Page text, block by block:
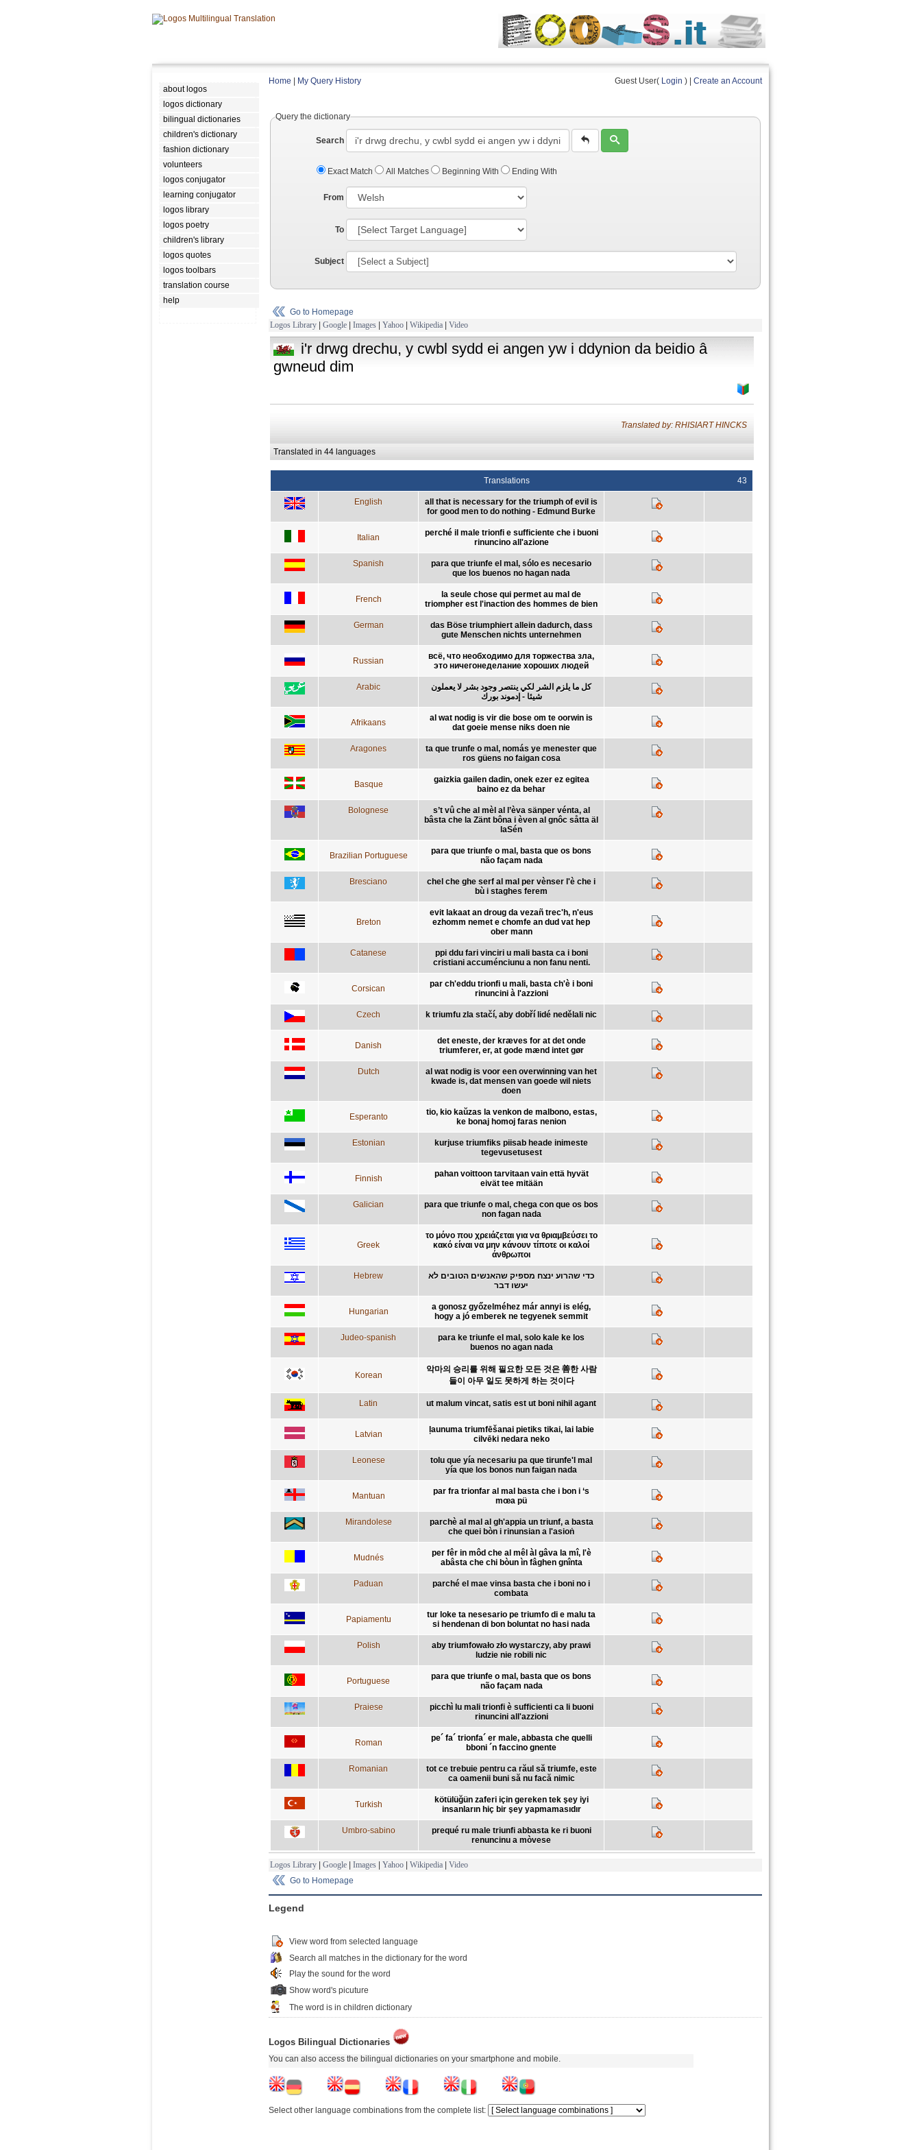
about logos
logos dictionary
bilingual dictionaries
children's dictionary
fashion dictionary
volunteers
logos conjugator
learning conjugator
logos library
logos poetry
children's library
logos quotes
logos toolbars
translation course
help
Home My Query History Guest User( Login ) | Create an Account
Query the dictionary
Search
Exact Match All Matches Beginning With Ending With
From
To
Subject
Go to Homepage
Logos Library | Google | Images | Yahoo | Wikipedia | Video
i'r drwg drechu, y cwbl sydd ei angen yw i ddynion da beidio â
gwneud dim
Translated by: RHISIART HINCKS
Translated in 44 languages
Translations 43
English
all that is necessary for the triumph of evil is
for good men to do nothing - Edmund Burke
Italian
perché il male trionfi e sufficiente che i buoni
rinuncino all'azione
Spanish
para que triunfe el mal, sólo es necesario
que los buenos no hagan nada
French
la seule chose qui permet au mal de
triompher est l'inaction des hommes de bien
German
das Böse triumphiert allein dadurch, dass
gute Menschen nichts unternehmen
Russian
всё, что необходимо для торжества зла,
это ничегонеделание хороших людей
Arabic
كل ما يلزم الشر لكي ينتصر وجود بشر لا يعملون
شيئا - إدموند بورك
Afrikaans
al wat nodig is vir die bose om te oorwin is
dat goeie mense niks doen nie
Aragones
ta que trunfe o mal, nomás ye menester que
ros güens no faigan cosa
Basque
gaizkia gailen dadin, onek ezer ez egitea
baino ez da behar
Bolognese
s’t vû che al mèl al l’èva sänper vénta, al
bâsta che la Zänt bôna i èven al gnôc såtta äl
laSén
Brazilian Portuguese
para que triunfe o mal, basta que os bons
não façam nada
Bresciano
chel che ghe serf al mal per vènser l'è che i
bù i staghes ferem
Breton
evit lakaat an droug da vezañ trec'h, n'eus
ezhomm nemet e chomfe an dud vat hep
ober mann
Catanese
ppi ddu fari vinciri u mali basta ca i boni
cristiani accuménciunu a non fanu nenti.
Corsican
par ch'eddu trionfi u mali, basta ch'è i boni
rinuncini à l'azzioni
Czech k triumfu zla stačí, aby dobří lidé nedělali nic
Danish
det eneste, der kræves for at det onde
triumferer, er, at gode mænd intet gør
Dutch
al wat nodig is voor een overwinning van het
kwade is, dat mensen van goede wil niets
doen
Esperanto
tio, kio kaŭzas la venkon de malbono, estas,
ke bonaj homoj faras nenion
Estonian
kurjuse triumfiks piisab heade inimeste
tegevusetusest
Finnish
pahan voittoon tarvitaan vain että hyvät
eivät tee mitään
Galician
para que triunfe o mal, chega con que os bos
non fagan nada
Greek
το μόνο που χρειάζεται για να θριαμβεύσει το
κακό είναι να μην κάνουν τίποτε οι καλοί
άνθρωποι
Hebrew
כדי שהרוע ינצח מספיק שהאנשים הטובים לא
יעשו דבר
Hungarian
a gonosz győzelméhez már annyi is elég,
hogy a jó emberek ne tegyenek semmit
Judeo-spanish
para ke triunfe el mal, solo kale ke los
buenos no agan nada
Korean
악마의 승리를 위해 필요한 모든 것은 善한 사람
들이 아무 일도 못하게 하는 것이다
Latin ut malum vincat, satis est ut boni nihil agant
Latvian
ļaunuma triumfēšanai pietiks tikai, lai labie
cilvēki nedara neko
Leonese
tolu que yía necesariu pa que tirunfe'l mal
yía que los bonos nun faigan nada
Mantuan
par fra trionfar al mal basta che i bon i ‘s
mœa pü
Mirandolese
parchè al mal al gh'appia un triunf, a basta
che quei bòn i rinunsian a l'asioṅ
Mudnés
per fêr in môd che al mêl àl gâva la mî, l'è
abâsta che chi bòun ìn fâghen gnînta
Paduan
parché el mae vinsa basta che i boni no i
combata
Papiamentu
tur loke ta nesesario pe triumfo di e malu ta
si hendenan di bon boluntat no hasi nada
Polish
aby triumfowało zło wystarczy, aby prawi
ludzie nie robili nic
Portuguese
para que triunfe o mal, basta que os bons
não façam nada
Praiese
picchì lu mali trionfi è sufficienti ca li buoni
rinuncini all'azzioni
Roman
pe´ fa´ trionfa´ er male, abbasta che quelli
bboni ´n faccino gnente
Romanian
tot ce trebuie pentru ca răul să triumfe, este
ca oamenii buni să nu facă nimic
Turkish
kötülüğün zaferi için gereken tek şey iyi
insanların hiç bir şey yapmamasıdır
Umbro-sabino
prequé ru male triunfi abbasta ke ri buoni
renuncinu a mòvese
Logos Library | Google | Images | Yahoo | Wikipedia | Video
Go to Homepage
Legend
View word from selected language
Search all matches in the dictionary for the word
Play the sound for the word
Show word's picuture
The word is in children dictionary
Logos Bilingual Dictionaries
You can also access the bilingual dictionaries on your smartphone and mobile.
Select other language combinations from the complete list: